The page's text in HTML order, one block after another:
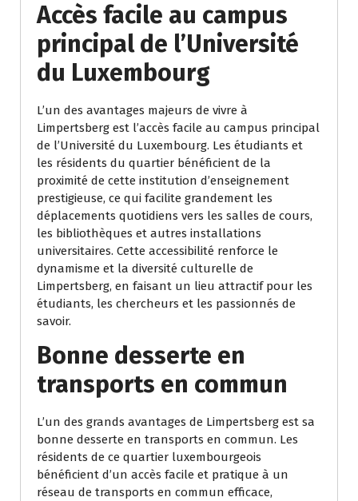
Accès facile au campus
principal de l’Université
du Luxembourg
L’un des avantages majeurs de vivre à
Limpertsberg est l’accès facile au campus principal
de l’Université du Luxembourg. Les étudiants et
les résidents du quartier bénéficient de la
proximité de cette institution d’enseignement
prestigieuse, ce qui facilite grandement les
déplacements quotidiens vers les salles de cours,
les bibliothèques et autres installations
universitaires. Cette accessibilité renforce le
dynamisme et la diversité culturelle de
Limpertsberg, en faisant un lieu attractif pour les
étudiants, les chercheurs et les passionnés de
savoir.
Bonne desserte en
transports en commun
L’un des grands avantages de Limpertsberg est sa
bonne desserte en transports en commun. Les
résidents de ce quartier luxembourgeois
bénéficient d’un accès facile et pratique à un
réseau de transports en commun efficace,